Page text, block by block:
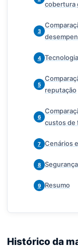
cobertura
3
4
5
reputação
6
custos de
7 Cenários
8
9 Resumo
Histórico da